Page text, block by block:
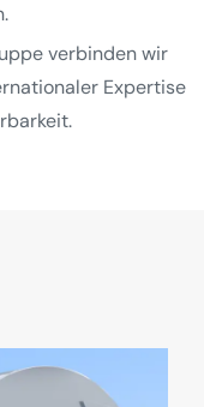
verbinden wir
Expertise